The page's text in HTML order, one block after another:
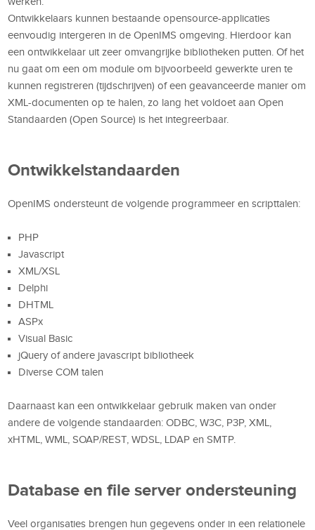
Ontwikkelaars kunnen bestaande opensource-applicaties
eenvoudig intergeren in de OpenIMS omgeving. Hierdoor kan
een ontwikkelaar uit zeer omvangrijke bibliotheken putten. Of het
nu gaat om een om module om bijvoorbeeld gewerkte uren te
kunnen registreren (tijdschrijven) of een geavanceerde manier om
XML-documenten op te halen, zo lang het voldoet aan Open
Standaarden (Open Source) is het integreerbaar.
Ontwikkelstandaarden
OpenIMS ondersteunt de volgende programmeer en scripttalen:
PHP
Javascript
XML/XSL
Delphi
DHTML
ASPx
Visual Basic
jQuery of andere javascript bibliotheek
Diverse COM talen
Daarnaast kan een ontwikkelaar gebruik maken van onder
andere de volgende standaarden: ODBC, W3C, P3P, XML,
xHTML, WML, SOAP/REST, WDSL, LDAP en SMTP.
Database en file server ondersteuning
Veel organisaties brengen hun gegevens onder in een relationele